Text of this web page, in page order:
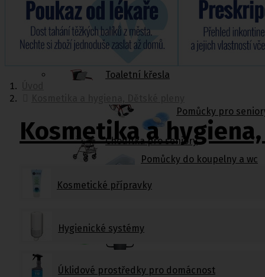
Pomůcky do koupelny a wc
Jídelní stolky k lůžku
Ostatní pomůcky pro sebeobsluhu
Stravování
Péče o nemocného
Toaletní křesla
Pomůcky pro
Chodítka pro seniory
Pomůcky do koupelny a wc
Sedačky
Stravování
Kosmetika a
Kosmetické přípravky
Hygienické systémy
Úklidové prostředky pro domácnost